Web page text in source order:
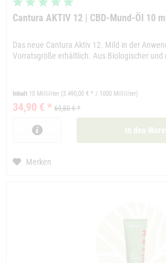
Cantura AKTIV 12 | CBD-Mund-Öl 10
Das neue Cantura Aktiv 12. Mild in der
Vorratsgröße erhältlich. Aus Biologischer und
Inhalt 10 Milliliter (3.490,00 € * / 1000 Milliliter)
34,90 € * 69,80 € *
In den
Merken